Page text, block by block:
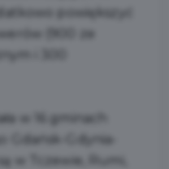
powiększyć
(900 ze
i 300
w 16 gminach
Gdańsk-Gdynia-
w Tczewie, Rumi,